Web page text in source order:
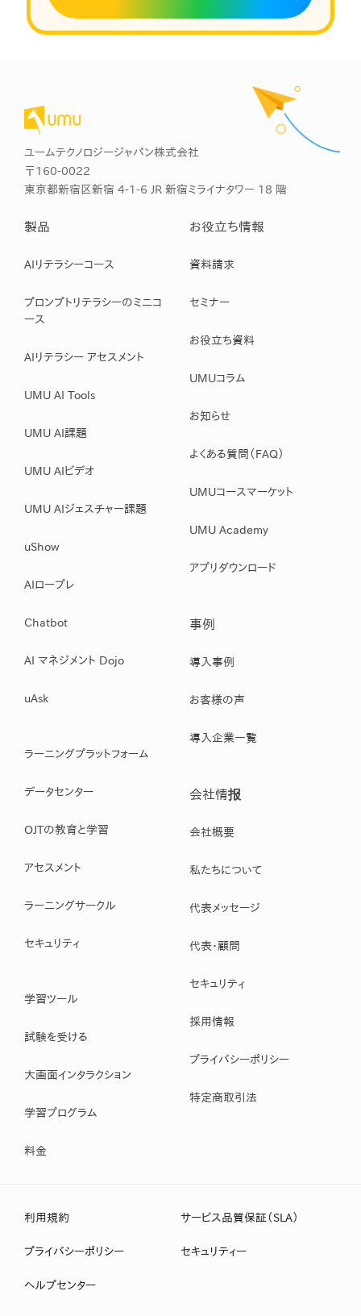
ユームテクノロジージャパン株式会社
〒160-0022
東京都新宿区新宿 4-1-6 JR 新宿ミライナタワー 18 階
製品
AIリテラシーコース
プロンプトリテラシーのミニコ
ース
AIリテラシー アセスメント
UMU AI Tools
UMU AI課題
UMU AIビデオ
UMU AIジェスチャー課題
uShow
AIロープレ
Chatbot
AI マネジメント Dojo
uAsk
ラーニングプラットフォーム
データセンター
OJTの教育と学習
アセスメント
ラーニングサークル
セキュリティ
学習ツール
試験を受ける
大画面インタラクション
学習プログラム
料金
お役立ち情報
資料請求
セミナー
お役立ち資料
UMUコラム
お知らせ
よくある質問（FAQ）
UMUコースマーケット
UMU Academy
アプリダウンロード
事例
導入事例
お客様の声
導入企業一覧
会社情报
会社概要
私たちについて
代表メッセージ
代表・顧問
セキュリティ
採用情報
プライバシーポリシー
特定商取引法
利用規約 サービス品質保証（SLA）
プライバシーポリシー セキュリティー
ヘルプセンター